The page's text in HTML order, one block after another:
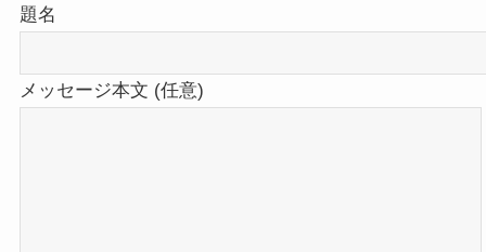
題名
メッセージ本文 (任意)